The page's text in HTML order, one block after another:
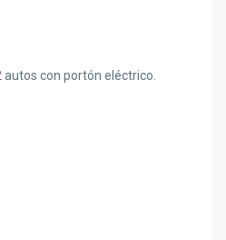
con portón eléctrico.